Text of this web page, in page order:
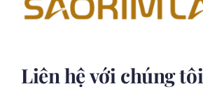
Liên hệ với chúng tôi